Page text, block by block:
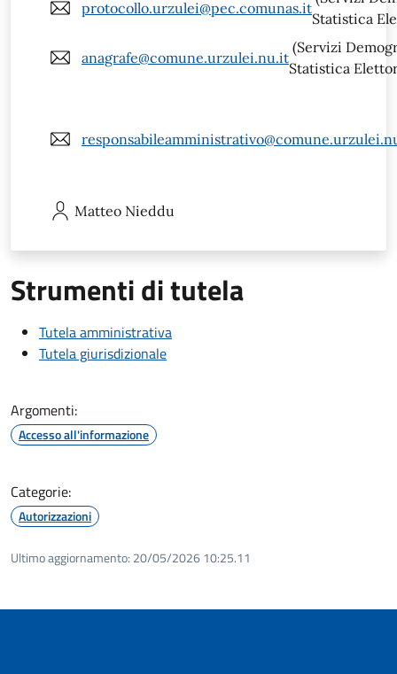
protocollo.urzulei@pec.comunas.it
Statistica
anagrafe@comune.urzulei.nu.it
(Servizi
Statistica
Matteo Nieddu
Strumenti di tutela
Tutela amministrativa
Tutela giurisdizionale
Argomenti:
Accesso all'informazione
Categorie:
Autorizzazioni
Ultimo aggiornamento: 20/05/2026 10:25.11